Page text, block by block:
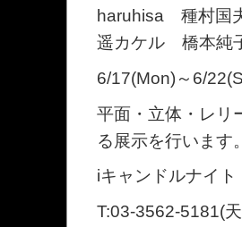
haruhisa 種村
遥カケル 橋本
6/17(Mon)～6/
平面・立体・レリ
る展示を行います。
iキャンドルナイ
T:03-3562-5181(